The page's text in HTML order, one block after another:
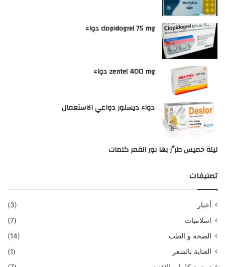
clopidogrel 75 mg دواء
zentel 400 mg دواء
دواء ديسلور دواعي الاستعمال
ليلة خميس طرَّز بها نور القمر كلمات
تصنيفات
أخبار
(3)
اسلاميات
(7)
الصحة و الطب
(14)
العناية بالشعر
(1)